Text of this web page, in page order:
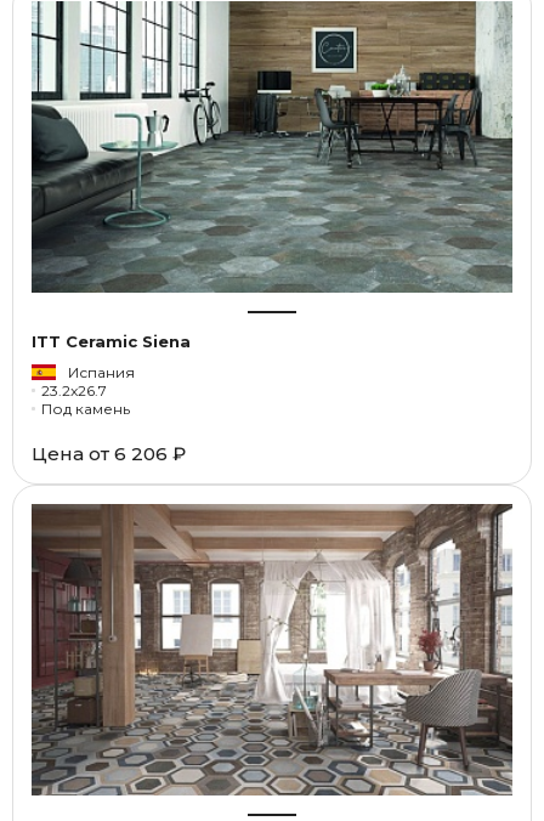
ITT Ceramic Siena
Испания
23.2x26.7
Под камень
Цена от 6 206 ₽